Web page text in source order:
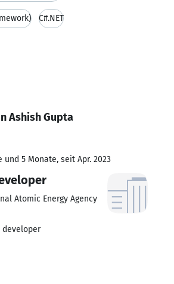
C#.NET
Ashish Gupta
und 5 Monate, seit Apr. 2023
Atomic Energy Agency
developer